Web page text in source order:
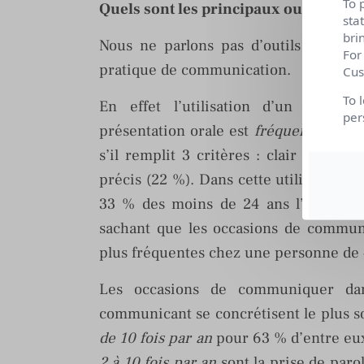
Quels sont les principaux outils de
Nous ne parlons pas d’outils à
pratique de communication.
En effet l’utilisation d’un
présentation orale est fréquent (32
s’il remplit 3 critères : clair et aéré
précis (22 %). Dans cette utilisation,
33 % des moins de 24 ans l’utilisent
sachant que les occasions de
plus fréquentes chez une personne
Les occasions de communiquer
communicant se concrétisent le plus
de 10 fois par anpour 63 % d’entre
To
To